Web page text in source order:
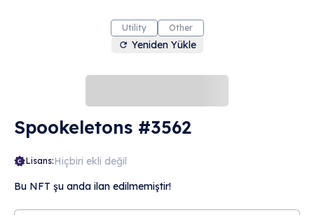
Utility Other
Yeniden Yükle
Spookeletons #3562
Lisans:Hiçbiri ekli değil
Bu NFT şu anda ilan edilmemiştir!